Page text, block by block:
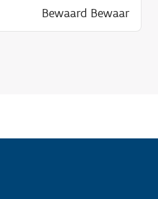
g
?
Bewaard Bewaar